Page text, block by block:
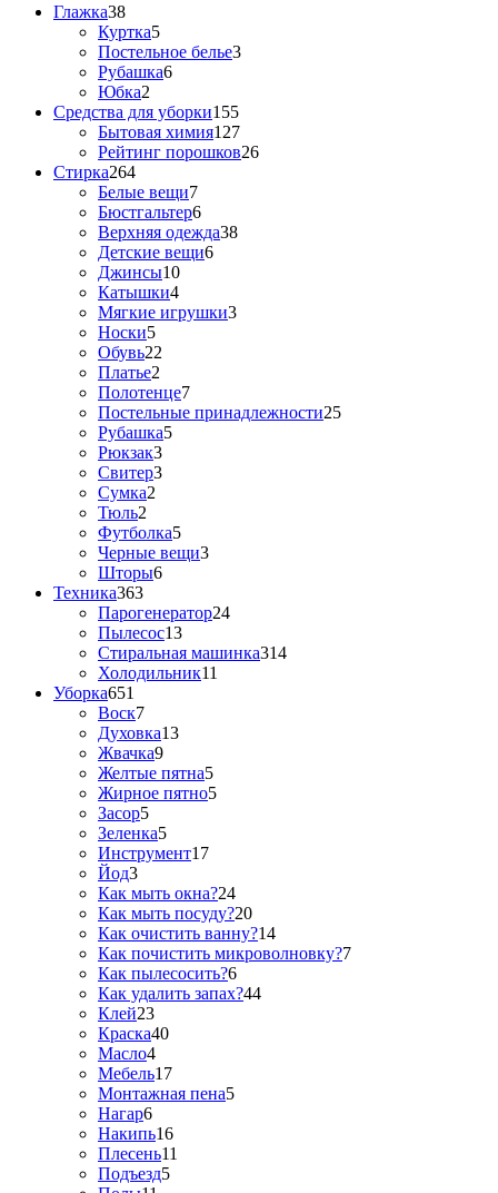
Глажка38
Куртка5
Постельное белье3
Рубашка6
Юбка2
Средства для уборки155
Бытовая химия127
Рейтинг порошков26
Стирка264
Белые вещи7
Бюстгальтер6
Верхняя одежда38
Детские вещи6
Джинсы10
Катышки4
Мягкие игрушки3
Носки5
Обувь22
Платье2
Полотенце7
Постельные принадлежности25
Рубашка5
Рюкзак3
Свитер3
Сумка2
Тюль2
Футболка5
Черные вещи3
Шторы6
Техника363
Парогенератор24
Пылесос13
Стиральная машинка314
Холодильник11
Уборка651
Воск7
Духовка13
Жвачка9
Желтые пятна5
Жирное пятно5
Засор5
Зеленка5
Инструмент17
Йод3
Как мыть окна?24
Как мыть посуду?20
Как очистить ванну?14
Как почистить микроволновку?7
Как пылесосить?6
Как удалить запах?44
Клей23
Краска40
Масло4
Мебель17
Монтажная пена5
Нагар6
Накипь16
Плесень11
Подъезд5